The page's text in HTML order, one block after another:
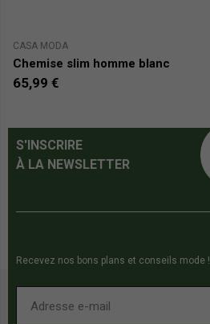
CASA MODA
Chemise slim homme blanc
65,99 €
S'INSCRIRE
À LA NEWSLETTER
Recevez nos bons plans et conseils mode !